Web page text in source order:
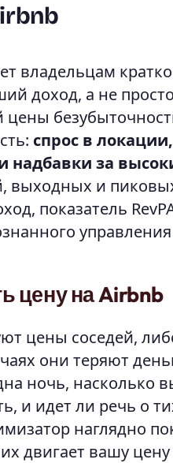
владельцам
доход, а не
цены
спрос в
надбавки за
выходных и
показатель
цену на Airbnb
цены соседей,
они теряют
ночь, насколько
и идет ли речь о
наглядно
двигает вашу